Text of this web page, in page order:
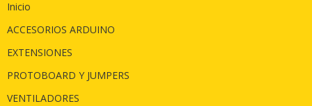
Inicio
ACCESORIOS ARDUINO
EXTENSIONES
PROTOBOARD Y JUMPERS
VENTILADORES